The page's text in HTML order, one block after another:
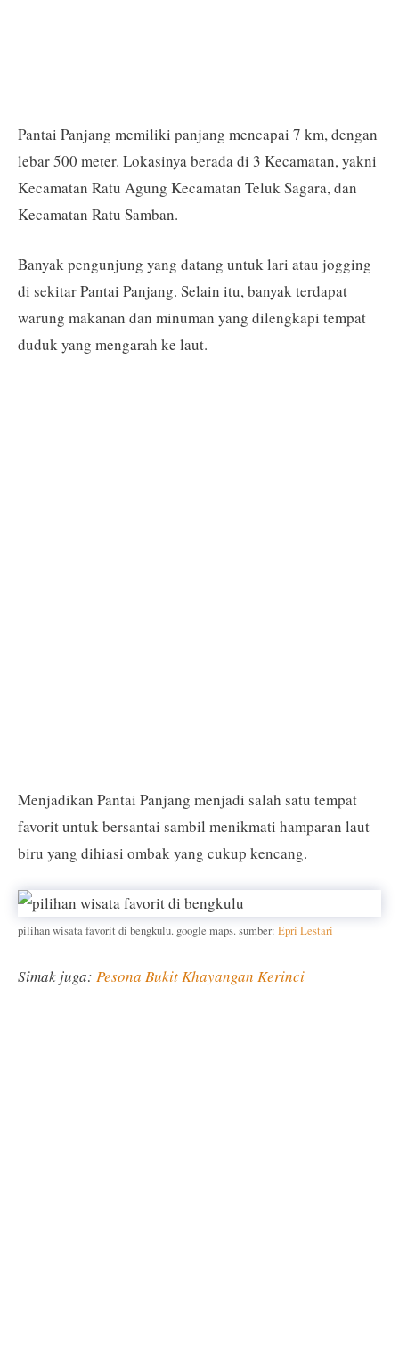
Pantai Panjang memiliki panjang mencapai 7 km, dengan
lebar 500 meter. Lokasinya berada di 3 Kecamatan, yakni
Kecamatan Ratu Agung Kecamatan Teluk Sagara, dan
Kecamatan Ratu Samban.
Banyak pengunjung yang datang untuk lari atau jogging
di sekitar Pantai Panjang. Selain itu, banyak terdapat
warung makanan dan minuman yang dilengkapi tempat
duduk yang mengarah ke laut.
Menjadikan Pantai Panjang menjadi salah satu tempat
favorit untuk bersantai sambil menikmati hamparan laut
biru yang dihiasi ombak yang cukup kencang.
pilihan wisata favorit di bengkulu. google maps. sumber: Epri Lestari
Simak juga: Pesona Bukit Khayangan Kerinci